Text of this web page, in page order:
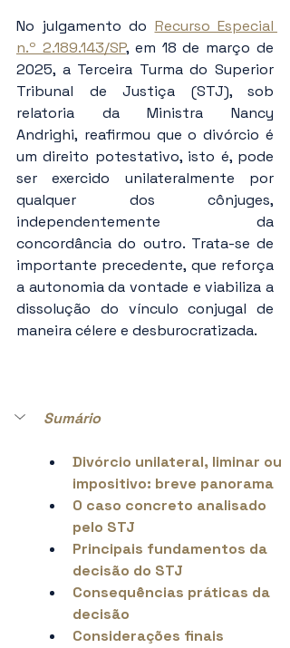
No julgamento do Recurso Especial
n.º 2.189.143/SP, em 18 de março de
2025, a Terceira Turma do Superior
Tribunal de Justiça (STJ), sob
relatoria da Ministra Nancy
Andrighi, reafirmou que o divórcio é
um direito potestativo, isto é, pode
ser exercido unilateralmente por
qualquer dos cônjuges,
independentemente da
concordância do outro. Trata-se de
importante precedente, que reforça
a autonomia da vontade e viabiliza a
dissolução do vínculo conjugal de
maneira célere e desburocratizada.
Sumário
Divórcio unilateral, liminar ou
impositivo: breve panorama
O caso concreto analisado
pelo STJ
Principais fundamentos da
decisão do STJ
Consequências práticas da
decisão
Considerações finais